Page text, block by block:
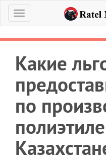
Меню
Какие
по